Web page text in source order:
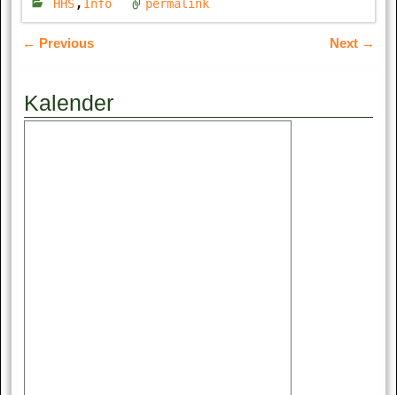
HHS Info permalink
← Previous Next →
Kalender